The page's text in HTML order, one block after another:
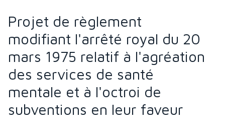
Projet de règlement
modifiant l'arrêté royal du 20
mars 1975 relatif à l'agréation
des services de santé
mentale et à l'octroi de
subventions en leur faveur